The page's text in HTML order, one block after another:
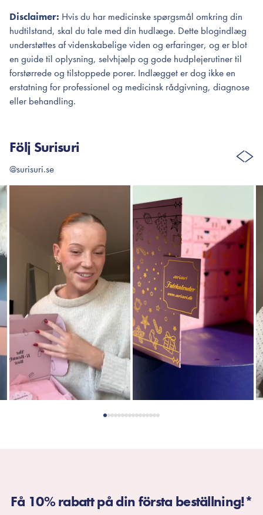
Disclaimer: Hvis du har medicinske spørgsmål omkring din
hudtilstand, skal du tale med din hudlæge. Dette blogindlæg
understøttes af videnskabelige viden og erfaringer, og er blot
en guide til oplysning, selvhjælp og gode hudplejerutiner til
forstørrede og tilstoppede porer. Indlægget er dog ikke en
erstatning for professionel og medicinsk rådgivning, diagnose
eller behandling.
Följ Surisuri
@surisuri.se
Få 10% rabatt på din första beställning!*